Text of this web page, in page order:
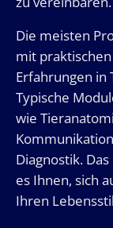
Die meisten
mit
Erfahrungen in
Typische
wie
Diagnostik.
es Ihnen, sich
Ihren